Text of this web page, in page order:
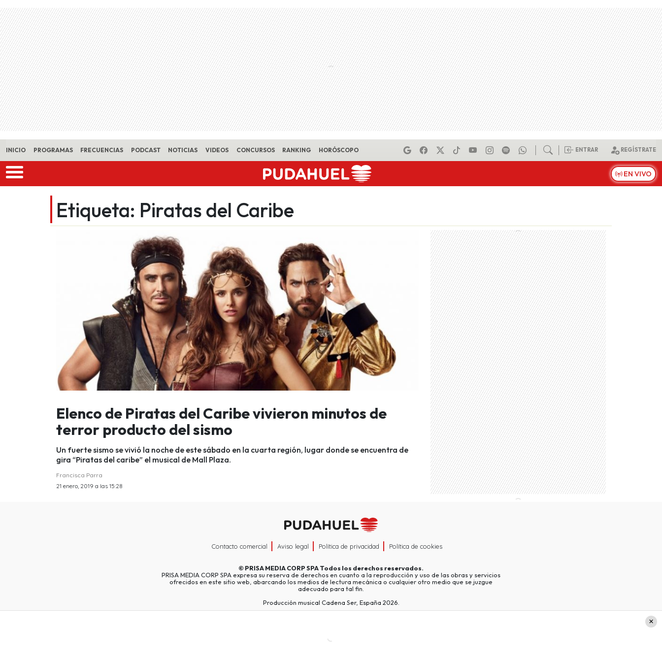
Skip to main content
INICIO PROGRAMAS FRECUENCIAS PODCAST NOTICIAS VIDEOS CONCURSOS RANKING HORÓSCOPO ENTRAR REGÍSTRATE
EN VIVO
Etiqueta: Piratas del Caribe
Elenco de Piratas del Caribe vivieron minutos de
terror producto del sismo
Un fuerte sismo se vivió la noche de este sábado en la cuarta región, lugar donde se encuentra de
gira “Piratas del caribe” el musical de Mall Plaza.
Francisca Parra
21 enero, 2019 a las 15:28
Contacto comercial Aviso legal Política de privacidad Política de cookies
© PRISA MEDIA CORP SPATodos los derechos reservados.
PRISA MEDIA CORP SPA expresa su reserva de derechos en cuanto a la reproducción y uso de las obras y servicios
ofrecidos en este sitio web, abarcando los medios de lectura mecánica o cualquier otro medio que se juzgue
adecuado para tal fin.
Producción musical Cadena Ser, España 2026.